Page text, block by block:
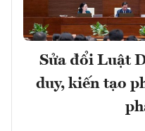
Sửa đổi Luật
duy, kiến tạo